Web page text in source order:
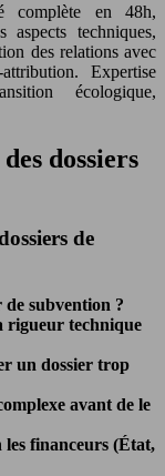
complète en 48h,
aspects techniques,
des relations avec
Expertise
écologique,
dossiers
de
de subvention ?
rigueur technique
un dossier trop
avant de le
les financeurs (État,